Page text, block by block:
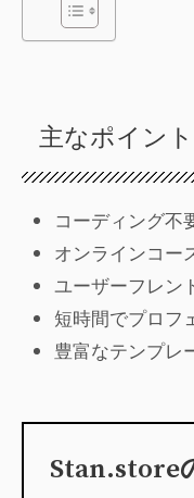
主なポイント
コーディング不
オンラインコー
ユーザーフレン
短時間でプロフ
豊富なテンプレ
Stan.store